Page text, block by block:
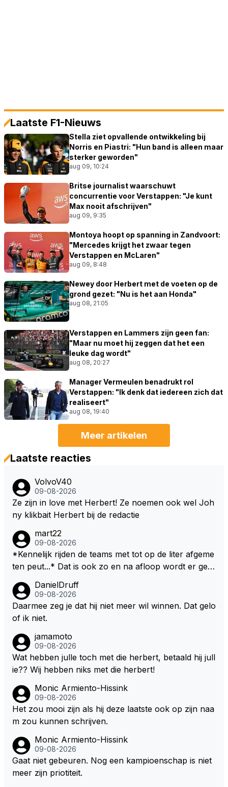
Laatste F1-Nieuws
Stella ziet opvallende ontwikkeling bij
Norris en Piastri: "Hun band is alleen maar
sterker geworden"
aug 09, 10:24
Britse journalist waarschuwt
concurrentie voor Verstappen: "Je kunt
Max nooit afschrijven"
aug 09, 9:35
Montoya hoopt op spanning in Zandvoort:
"Mercedes krijgt het zwaar tegen
Verstappen en McLaren"
aug 09, 8:48
Newey door Herbert met de voeten op de
grond gezet: "Nu is het aan Honda"
aug 08, 21:05
Verstappen en Lammers zijn geen fan:
"Maar nu moet hij zeggen dat het een
leuke dag wordt"
aug 08, 20:27
Manager Vermeulen benadrukt rol
Verstappen: "Ik denk dat iedereen zich dat
realiseert"
aug 08, 19:40
Meer artikelen
Laatste reacties
VolvoV40
09-08-2026
Ze zijn in love met Herbert! Ze noemen ook wel Joh
ny klikbait Herbert bij de redactie
mart22
09-08-2026
*Kennelijk rijden de teams met tot op de liter afgeme
ten peut...* Dat is ook zo en na afloop wordt er gec
zitten. Om die reden is Vettel ooit gediskwalificeerd. J
e hoort soms ook wel eens dat ze brandstoof moete
n sparen als de race engineer denkt dat ze die ene li
door die 1 liter te verhogen naar bijv. 5 liter en dan di
e ronden achter SC niet mee te tellen. Na x ronden
SC moet er na afloop niet nog 5 maar x liter inzitten.
DanielDruff
09-08-2026
Daarmee zeg je dat hij niet meer wil winnen. Dat gelo
of ik niet.
jamamoto
09-08-2026
Wat hebben julle toch met die herbert, betaald hij jull
ie?? Wij hebben niks met die herbert!
Monic Armiento-Hissink
09-08-2026
Het zou mooi zijn als hij deze laatste ook op zijn naa
m zou kunnen schrijven.
Monic Armiento-Hissink
09-08-2026
Gaat niet gebeuren. Nog een kampioenschap is niet
meer zijn priotiteit.